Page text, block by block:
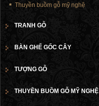
Thuyền buồm gỗ mỹ nghệ
TRANH GỖ
BÀN GHẾ GỐC CÂY
TƯỢNG GỖ
THUYỀN BUỒM GỖ MỸ NGHỆ